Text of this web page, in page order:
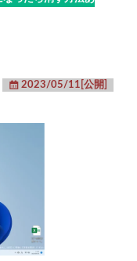
2023/05/11[公開]